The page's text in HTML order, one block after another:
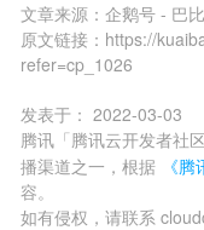
文章来源： 企鹅号 - 巴
原文链接： https://
refer=cp_1026
发表于： 2022-03-03
腾讯「腾讯云开发者社
播渠道之一，根据
《
容。
如有侵权，请联系